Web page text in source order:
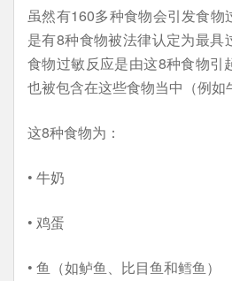
虽然有160多种食物会引发食物
是有8种食物被法律认定为最具
食物过敏反应是由这8种食物引
也被包含在这些食物当中（例如
这8种食物为：
• 牛奶
• 鸡蛋
• 鱼（如鲈鱼、比目鱼和鳕鱼）